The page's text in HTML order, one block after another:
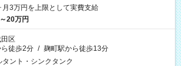
月3万円を上限として実費支給
20万円
区
徒歩2分 / 麹町駅から徒歩13分
タント・シンクタンク